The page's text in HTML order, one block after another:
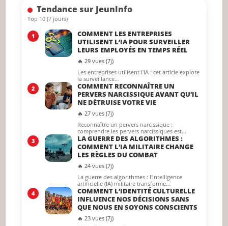
Tendance sur JeunInfo
Top 10 (7 jours)
1
COMMENT LES ENTREPRISES
UTILISENT L’IA POUR SURVEILLER
LEURS EMPLOYÉS EN TEMPS RÉEL
🔥 29 vues (7j)
Les entreprises utilisent l'IA : cet article explore
la surveillance…
2
COMMENT RECONNAÎTRE UN
PERVERS NARCISSIQUE AVANT QU’IL
NE DÉTRUISE VOTRE VIE
🔥 27 vues (7j)
Reconnaître un pervers narcissique :
comprendre les pervers narcissiques est…
3
LA GUERRE DES ALGORITHMES :
COMMENT L’IA MILITAIRE CHANGE
LES RÈGLES DU COMBAT
🔥 24 vues (7j)
La guerre des algorithmes : l'intelligence
artificielle (IA) militaire transforme…
4
COMMENT L’IDENTITÉ CULTURELLE
INFLUENCE NOS DÉCISIONS SANS
QUE NOUS EN SOYONS CONSCIENTS
🔥 23 vues (7j)